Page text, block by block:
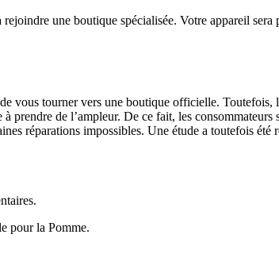
une boutique spécialisée. Votre appareil sera
vous tourner vers une boutique officielle. Toutefois,
de l’ampleur. De ce fait, les consommateurs
réparations impossibles. Une étude a toutefois été
pour la Pomme.